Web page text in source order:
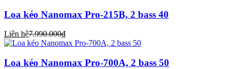
Loa kéo Nanomax Pro-215B, 2 bass 40
Liên hệ7.990.000₫
Loa kéo Nanomax Pro-700A, 2 bass 50